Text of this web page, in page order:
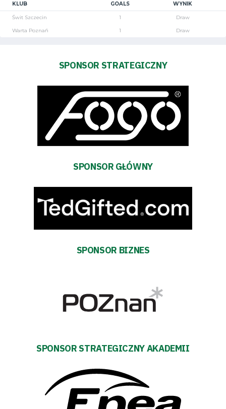
terminarz
KLUB GOALS WYNIK
Świt Szczecin 1
Draw
Warta Poznań
1 Draw
SPONSOR STRATEGICZNY
SPONSOR GŁÓWNY
SPONSOR BIZNES
SPONSOR STRATEGICZNY AKADEMII